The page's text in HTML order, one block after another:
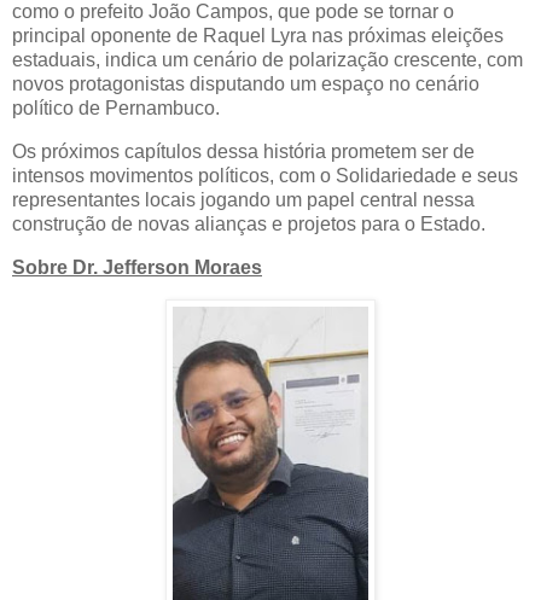
como o prefeito João Campos, que pode se tornar o
principal oponente de Raquel Lyra nas próximas eleições
estaduais, indica um cenário de polarização crescente, com
novos protagonistas disputando um espaço no cenário
político de Pernambuco.
Os próximos capítulos dessa história prometem ser de
intensos movimentos políticos, com o Solidariedade e seus
representantes locais jogando um papel central nessa
construção de novas alianças e projetos para o Estado.
Sobre Dr. Jefferson Moraes